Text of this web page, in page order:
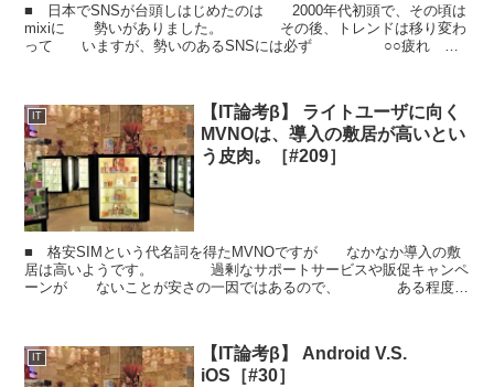
■ 日本でSNSが台頭しはじめたのは 2000年代初頭で、その頃は
mixiに 勢いがありました。 その後、トレンドは移り変わ
って いますが、勢いのあるSNSには必ず ○○疲れ
IT
【IT論考β】 ライトユーザに向く
MVNOは、導入の敷居が高いとい
う皮肉。［#209］
■ 格安SIMという代名詞を得たMVNOですが なかなか導入の敷
居は高いようです。 過剰なサポートサービスや販促キャンペ
ーンが ないことが安さの一因ではあるので、 ある程度、
IT
【IT論考β】 Android V.S.
iOS［#30］